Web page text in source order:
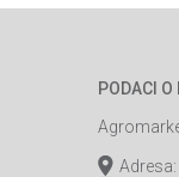
PODACI O